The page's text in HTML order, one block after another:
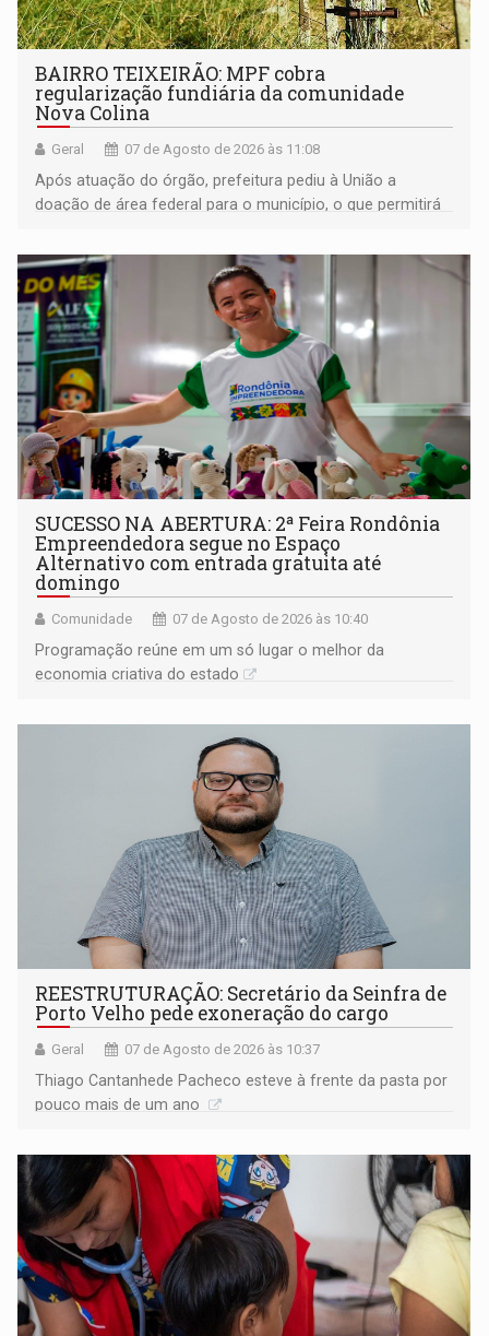
BAIRRO TEIXEIRÃO: MPF cobra
regularização fundiária da comunidade
Nova Colina
Geral 07 de Agosto de 2026 às 11:08
Após atuação do órgão, prefeitura pediu à União a
doação de área federal para o município, o que permitirá
SUCESSO NA ABERTURA: 2ª Feira Rondônia
Empreendedora segue no Espaço
Alternativo com entrada gratuita até
domingo
Comunidade 07 de Agosto de 2026 às 10:40
Programação reúne em um só lugar o melhor da
economia criativa do estado
REESTRUTURAÇÃO: Secretário da Seinfra de
Porto Velho pede exoneração do cargo
Geral 07 de Agosto de 2026 às 10:37
Thiago Cantanhede Pacheco esteve à frente da pasta por
pouco mais de um ano